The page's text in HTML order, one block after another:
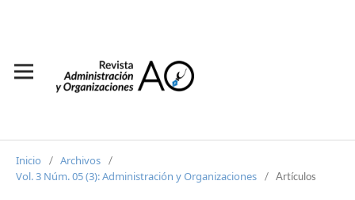
Inicio / Archivos /
Vol. 3 Núm. 05 (3): Administración y Organizaciones / Artículos